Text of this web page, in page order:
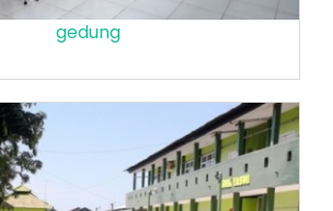
gedung